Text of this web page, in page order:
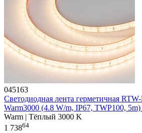
045163
Светодиодная лента герметичная
Warm3000 (4.8 W/m, IP67, TWP100,
Warm | Тёплый 3000 K
1 73864